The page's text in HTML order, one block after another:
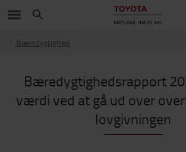
Bæredygtighed
Bæredygtighedsrapport
værdi ved at gå ud over
lovgivningen